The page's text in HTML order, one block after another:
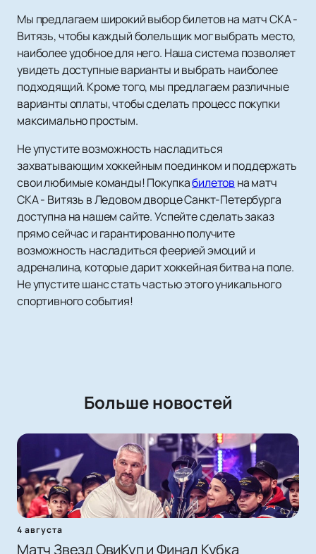
Мы предлагаем широкий выбор билетов на матч СКА -
Витязь, чтобы каждый болельщик мог выбрать место,
наиболее удобное для него. Наша система позволяет
увидеть доступные варианты и выбрать наиболее
подходящий. Кроме того, мы предлагаем различные
варианты оплаты, чтобы сделать процесс покупки
максимально простым.
Не упустите возможность насладиться
захватывающим хоккейным поединком и поддержать
свои любимые команды! Покупкабилетов на матч
СКА - Витязь в Ледовом дворце Санкт-Петербурга
доступна на нашем сайте. Успейте сделать заказ
прямо сейчас и гарантированно получите
возможность насладиться феерией эмоций и
адреналина, которые дарит хоккейная битва на поле.
Не упустите шанс стать частью этого уникального
спортивного события!
Больше новостей
4 августа
Матч Звезд ОвиКуп и Финал Кубка